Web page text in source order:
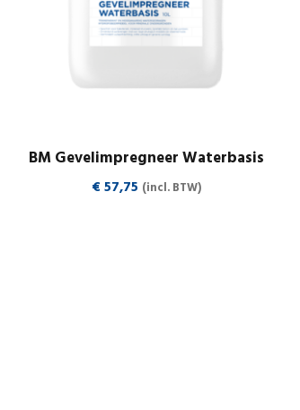
BM Gevelimpregneer Waterbasis
€ 57,75 (incl. BTW)